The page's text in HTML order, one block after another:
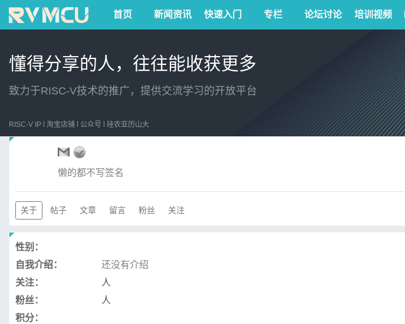
首页 新闻资讯 快速入门 专栏 论坛讨论 培训视频
懂得分享的人，往往能收获更多
致力于RISC-V技术的推广，提供交流学习的开放平台
RISC-V IP 淘宝店铺 公众号 硅农亚历山大
懒的都不写签名
关于 帖子 文章 留言 粉丝 关注
性别：
自我介绍：
还没有介绍
关注：
人
粉丝：
人
积分：